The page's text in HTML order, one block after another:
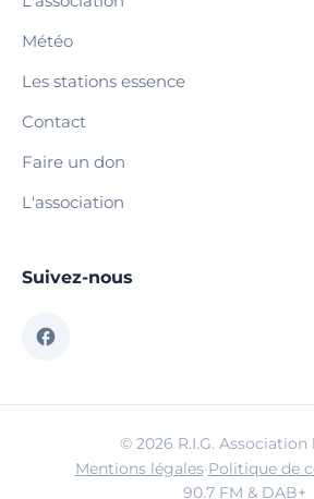
Météo
Les stations essence
Contact
Faire un don
L'association
Suivez-nous
© 2026 R.I.G. Association
Mentions légales·Politique de
90.7 FM & DAB+